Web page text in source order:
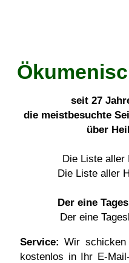
seit 27
die meistbesuchte
über
Die Liste aller
Die Liste aller
Der eine
Der eine
Service: Wir
kostenlos in Ihr E-